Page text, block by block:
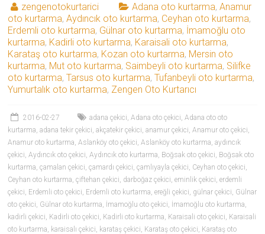
zengenotokurtarici Adana oto kurtarma,Anamur
oto kurtarma,Aydıncık oto kurtarma, Ceyhan oto kurtarma,
Erdemli oto kurtarma, Gülnar oto kurtarma, İmamoğlu oto
kurtarma, Kadirli oto kurtarma, Karaisali oto kurtarma,
Karataş oto kurtarma, Kozan oto kurtarma, Mersin oto
kurtarma, Mut oto kurtarma, Saimbeyli oto kurtarma, Silifke
oto kurtarma,Tarsus oto kurtarma,Tufanbeyli oto kurtarma,
Yumurtalık oto kurtarma, Zengen Oto Kurtarıcı
2016-02-27 adana çekici,Adana oto çekici,Adana oto oto
kurtarma,adana tekir çekici,akçatekir çekici,anamur çekici,Anamur oto çekici,
Anamur oto kurtarma,Aslanköy oto çekici,Aslanköy oto kurtarma,aydıncık
çekici,Aydıncık oto çekici,Aydıncık oto kurtarma, Boğsak oto çekici, Boğsak oto
kurtarma,çamalan çekici,çamardı çekici,çamlıyayla çekici, Ceyhan oto çekici,
Ceyhan oto kurtarma,çiftehan çekici, darboğaz çekici,eminlik çekici,erdemli
çekici, Erdemli oto çekici, Erdemli oto kurtarma,ereğli çekici, gülnar çekici, Gülnar
oto çekici, Gülnar oto kurtarma, İmamoğlu oto çekici, İmamoğlu oto kurtarma,
kadirli çekici, Kadirli oto çekici, Kadirli oto kurtarma, Karaisali oto çekici, Karaisali
oto kurtarma, karaisalı çekici, karataş çekici, Karataş oto çekici, Karataş oto